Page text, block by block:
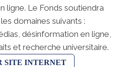
ligne. Le Fonds soutiendra
domaines suivants :
désinformation en ligne,
et recherche universitaire.
SITE INTERNET